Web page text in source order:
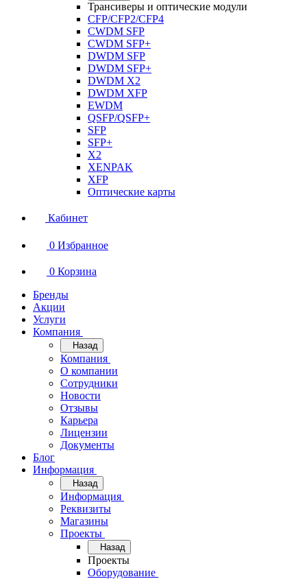
Трансиверы и оптические модули
CFP/CFP2/CFP4
CWDM SFP
CWDM SFP+
DWDM SFP
DWDM SFP+
DWDM X2
DWDM XFP
EWDM
QSFP/QSFP+
SFP
SFP+
X2
XENPAK
XFP
Оптические карты
Кабинет
0 Избранное
0 Корзина
Бренды
Акции
Услуги
Компания
Назад
Компания
О компании
Сотрудники
Новости
Отзывы
Карьера
Лицензии
Документы
Блог
Информация
Назад
Информация
Реквизиты
Магазины
Проекты
Назад
Проекты
Оборудование